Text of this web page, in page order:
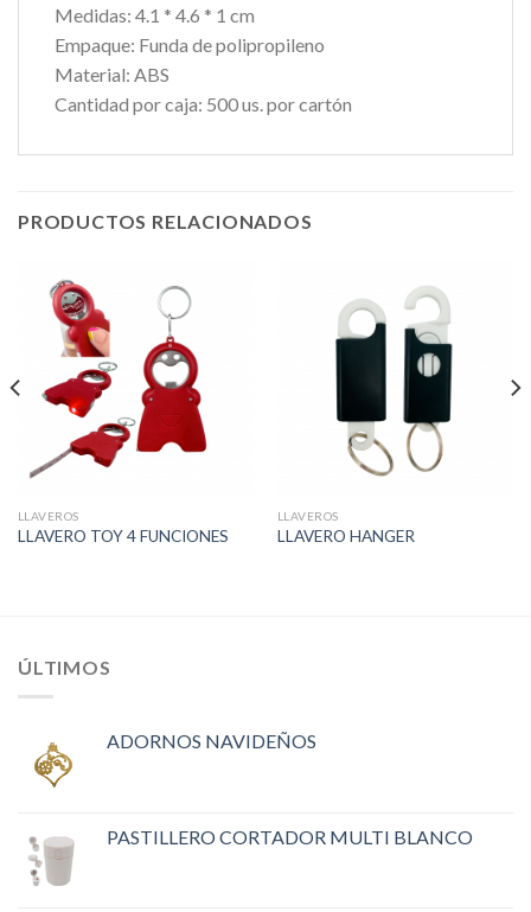
Medidas: 4.1 * 4.6 * 1 cm
Empaque: Funda de polipropileno
Material: ABS
Cantidad por caja: 500 us. por cartón
PRODUCTOS RELACIONADOS
LLAVEROS
LLAVERO TOY 4 FUNCIONES
LLAVEROS
LLAVERO HANGER
ÚLTIMOS
ADORNOS NAVIDEÑOS
PASTILLERO CORTADOR MULTI BLANCO